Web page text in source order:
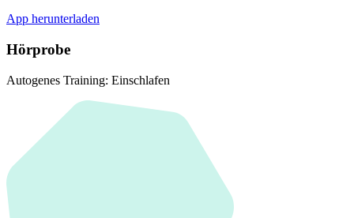
App herunterladen
Hörprobe
Autogenes Training: Einschlafen